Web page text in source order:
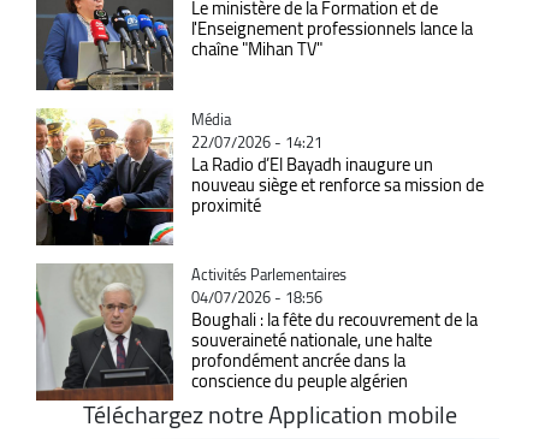
Le ministère de la Formation et de
l'Enseignement professionnels lance la
chaîne "Mihan TV"
Catégorie
Média
22/07/2026 - 14:21
La Radio d’El Bayadh inaugure un
nouveau siège et renforce sa mission de
proximité
Catégorie
Activités Parlementaires
04/07/2026 - 18:56
Boughali : la fête du recouvrement de la
souveraineté nationale, une halte
profondément ancrée dans la
conscience du peuple algérien
Téléchargez notre Application mobile